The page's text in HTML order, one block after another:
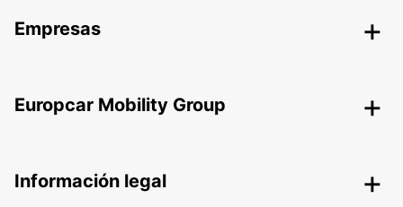
Empresas
Europcar Mobility Group
Información legal